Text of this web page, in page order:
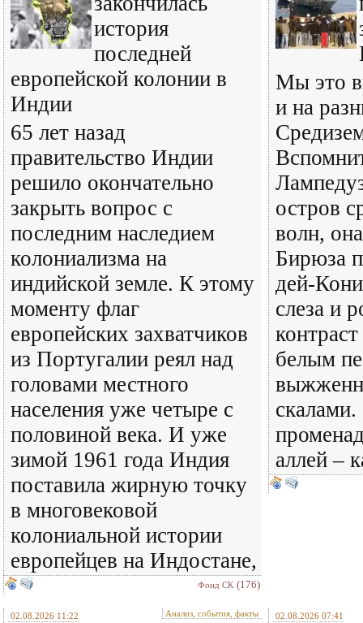
история
последней
европейской колонии в
Индии
65 лет назад
правительство Индии
решило окончательно
закрыть вопрос с
последним наследием
колониализма на
индийской земле. К этому
моменту флаг
европейских захватчиков
из Португалии реял над
головами местного
населения уже четыре с
половиной века. И уже
зимой 1961 года Индия
поставила жирную точку
в многовековой
колониальной истории
европейцев на Индостане,
Фонд СК (176)
Мы это
и на
остров
волн,
Бирюза
дей-
слеза и
белым
скалами.
аллей –
02.08.2026 11:22 Анализ, события, факты 02.08.2026 07:41